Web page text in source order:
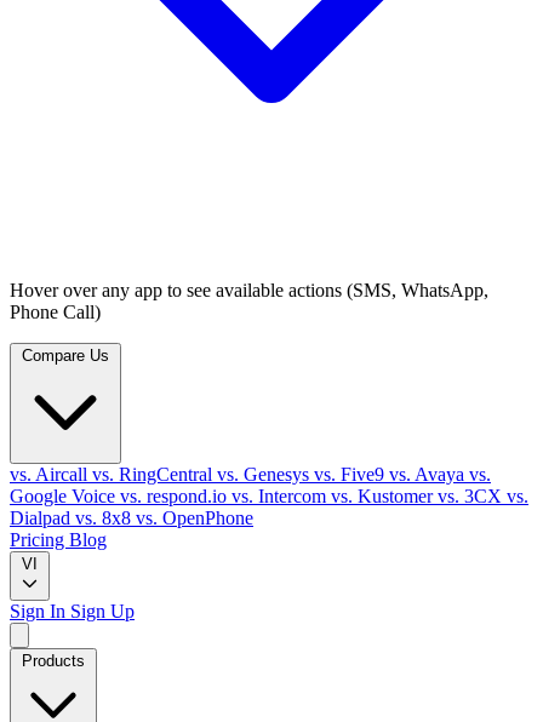
Hover over any app to see available actions (SMS, WhatsApp,
Phone Call)
vs. Aircall vs. RingCentral vs. Genesys vs. Five9 vs. Avaya vs.
Google Voice vs. respond.io vs. Intercom vs. Kustomervs. 3CX vs.
Dialpad vs. 8x8 vs. OpenPhone
Pricing Blog
VI
Sign In Sign Up
Products